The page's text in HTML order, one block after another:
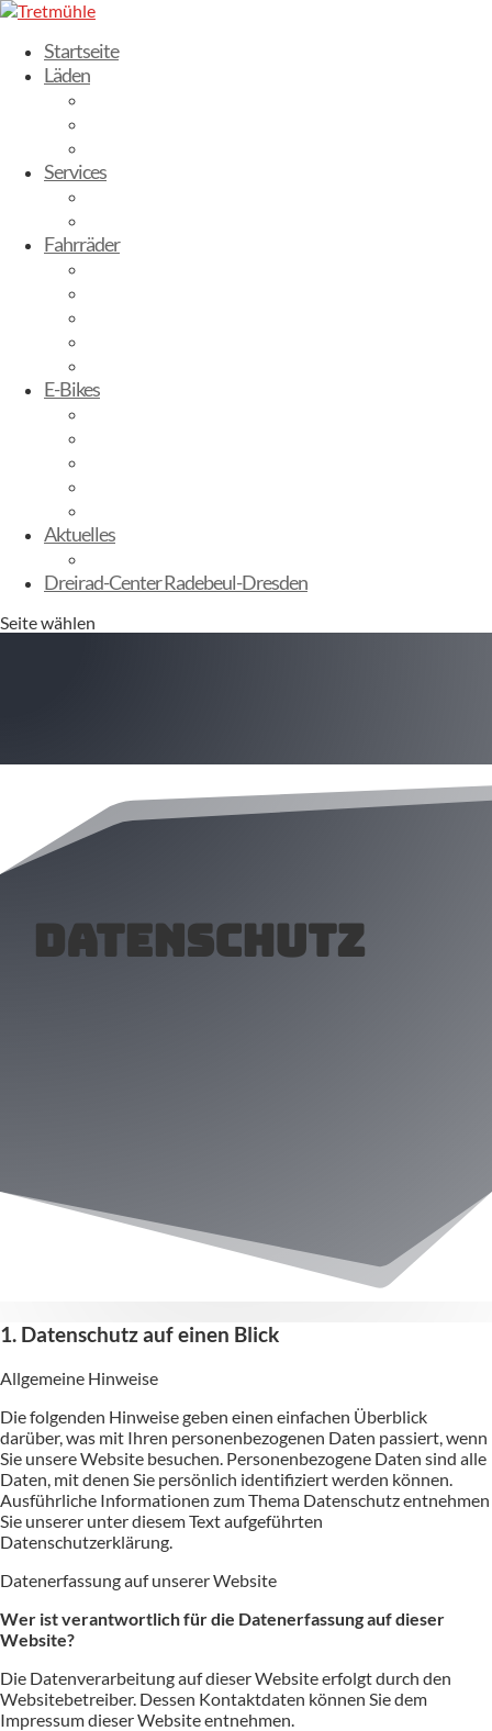
Startseite
Läden
Services
Fahrräder
E-Bikes
Aktuelles
Dreirad-Center Radebeul-Dresden
Seite wählen
Datenschutz
1. Datenschutz auf einen Blick
Allgemeine Hinweise
Die folgenden Hinweise geben einen einfachen Überblick
darüber, was mit Ihren personenbezogenen Daten passiert, wenn
Sie unsere Website besuchen. Personenbezogene Daten sind alle
Daten, mit denen Sie persönlich identifiziert werden können.
Ausführliche Informationen zum Thema Datenschutz entnehmen
Sie unserer unter diesem Text aufgeführten
Datenschutzerklärung.
Datenerfassung auf unserer Website
Wer ist verantwortlich für die Datenerfassung auf dieser
Website?
Die Datenverarbeitung auf dieser Website erfolgt durch den
Websitebetreiber. Dessen Kontaktdaten können Sie dem
Impressum dieser Website entnehmen.